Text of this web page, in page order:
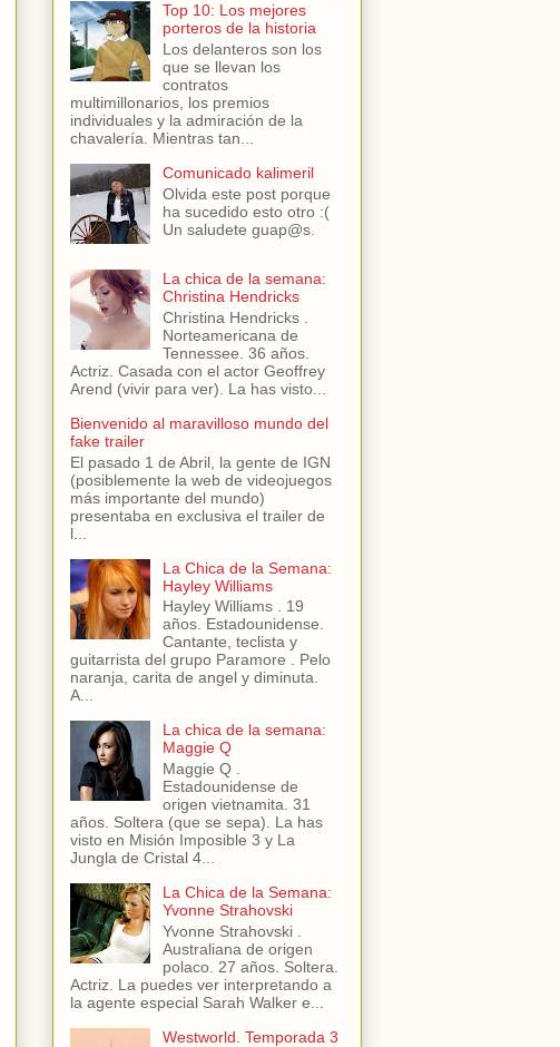
Top 10: Los mejores
porteros de la historia
Los delanteros son los
que se llevan los
contratos
multimillonarios, los premios
individuales y la admiración de la
chavalería. Mientras tan...
Comunicado kalimeril
Olvida este post porque
ha sucedido esto otro :(
Un saludete guap@s.
La chica de la semana:
Christina Hendricks
Christina Hendricks .
Norteamericana de
Tennessee. 36 años.
Actriz. Casada con el actor Geoffrey
Arend (vivir para ver). La has visto...
Bienvenido al maravilloso mundo del
fake trailer
El pasado 1 de Abril, la gente de IGN
(posiblemente la web de videojuegos
más importante del mundo)
presentaba en exclusiva el trailer de
l...
La Chica de la Semana:
Hayley Williams
Hayley Williams . 19
años. Estadounidense.
Cantante, teclista y
guitarrista del grupo Paramore . Pelo
naranja, carita de angel y diminuta.
A...
La chica de la semana:
Maggie Q
Maggie Q .
Estadounidense de
origen vietnamita. 31
años. Soltera (que se sepa). La has
visto en Misión Imposible 3 y La
Jungla de Cristal 4...
La Chica de la Semana:
Yvonne Strahovski
Yvonne Strahovski .
Australiana de origen
polaco. 27 años. Soltera.
Actriz. La puedes ver interpretando a
la agente especial Sarah Walker e...
Westworld. Temporada 3